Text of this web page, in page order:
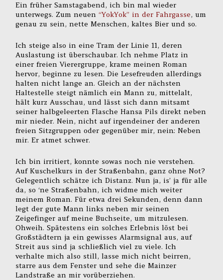
Ein früher Samstagabend, ich bin mal wieder
unterwegs. Zum neuen“YokYok” in der Fahrgasse, um
genau zu sein, nette Menschen, kaltes Bier und so.
Ich steige also in eine Tram der Linie 11, deren
Auslastung ist überschaubar. Ich nehme Platz in
einer freien Vierergruppe, krame meinen Roman
hervor, beginne zu lesen. Die Lesefreuden allerdings
halten nicht lange an. Gleich an der nächsten
Haltestelle steigt nämlich ein Mann zu, mittelalt,
hält kurz Ausschau, und lässt sich dann mitsamt
seiner halbgeleerten Flasche Hansa Pils direkt neben
mir nieder. Nein, nicht auf irgendeiner der anderen
freien Sitzgruppen oder gegenüber mir, nein: Neben
mir. Er atmet schwer.
Ich bin irritiert, konnte sowas noch nie verstehen.
Auf Kuschelkurs in der Straßenbahn, ganz ohne Not?
Gelegentlich schätze ich Distanz. Nun ja, is’ ja für alle
da, so ‘ne Straßenbahn, ich widme mich weiter
meinem Roman. Für etwa drei Sekunden, denn dann
legt der gute Mann links neben mir seinen
Zeigefinger auf meine Buchseite, um mitzulesen.
Ohweih. Spätestens ein solches Erlebnis löst bei
Großstädtern ja ein gewisses Alarmsignal aus, auf
Streit aus sind ja schließlich viel zu viele. Ich
verhalte mich also still, lasse mich nicht beirren,
starre aus dem Fenster und sehe die Mainzer
Landstraße an mir vorüberziehen.